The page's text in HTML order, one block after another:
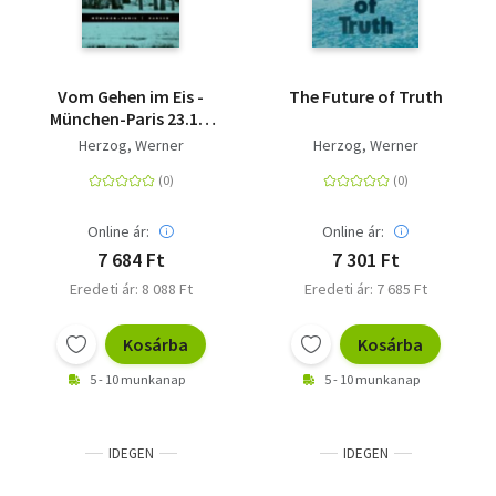
Vom Gehen im Eis -
München-Paris 23.11.
bis 14.12.1974
Herzog, Werner
Online ár:
7 684 Ft
Eredeti ár: 8 088 Ft
Kosárba
5 - 10 munkanap
The Future of Truth
Herzog, Werner
Online ár:
7 301 Ft
Eredeti ár: 7 685 Ft
Kosárba
5 - 10 munkanap
IDEGEN IDEGEN